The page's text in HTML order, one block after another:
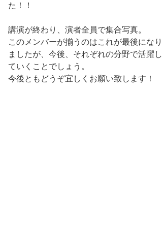
た！！
講演が終わり、演者全員で集合写真。
このメンバーが揃うのはこれが最後になり
ましたが、今後、それぞれの分野で活躍し
ていくことでしょう。
今後ともどうぞ宜しくお願い致します！